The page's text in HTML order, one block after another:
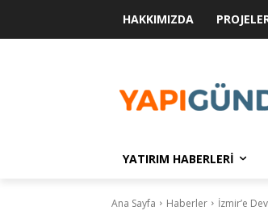
HAKKIMIZDA
YATIRIM HABERLERI
Ana Sayfa Haberler İzmir’e